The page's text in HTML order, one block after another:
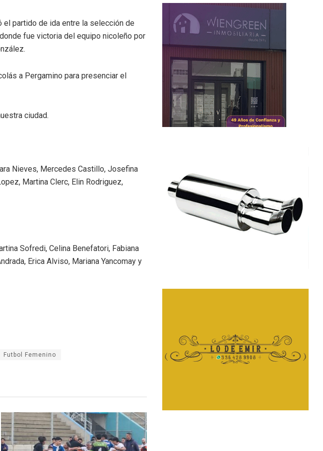
el partido de ida entre la selección de
fue victoria del equipo nicoleño por
a Pergamino para presenciar el
ciudad.
Nieves, Mercedes Castillo, Josefina
Martina Clerc, Elin Rodriguez,
Sofredi, Celina Benefatori, Fabiana
Erica Alviso, Mariana Yancomay y
Futbol Femenino